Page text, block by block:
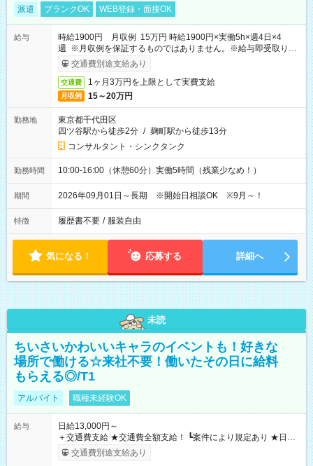
派遣 ブランクOK WEB登録・面接OK
給与
時給1900円 月収例 15万円 時給1900円×実働5h×週4日×4
週 ※月収例を保証するものではありません。※給与即受取りサ
ービス利用可（利用条件有）
交通費別途支給あり
交通費 1ヶ月3万円を上限として実費支給
月収例 15～20万円
勤務地
東京都千代田区
四ツ谷駅から徒歩2分 / 麹町駅から徒歩13分
コンサルタント・シンクタンク
勤務時間 10:00-16:00（休憩60分）実働5時間（残業少なめ！）
期間 2026年09月01日～長期 ※開始日相談OK ※9月～！
特徴 履歴書不要 / 服装自由
気になる！ 応募する 詳細へ
未読
ちいさいかわいいキャラのイベントも！好きな
場所で働ける☆来社不要！働いたその日に給料
もらえる◎/T1
アルバイト 職種未経験OK
給与
日給13,000円～
＋交通費支給 ★交通費全額支給！ ┗案件により規定あり ★日払
いOK！（規定あり） ┗働いたその日に現金GET♪ お仕事後はコ
ンビニATMから 日払い分を引き落とせます！ 【試用期間】試
交通費別途支給あり